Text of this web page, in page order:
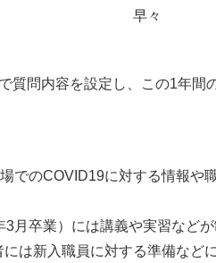
問内容を設定し、この1年間
でのCOVID19に対する情報や
卒業）には講義や実習など
は新入職員に対する準備など